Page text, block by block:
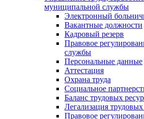
муниципальной службы
Электронный
Вакантные должности
Кадровый резерв
Правовое
службы
Персональные данные
Аттестация
Охрана труда
Социальное
Баланс трудовых
Легализация
Правовое